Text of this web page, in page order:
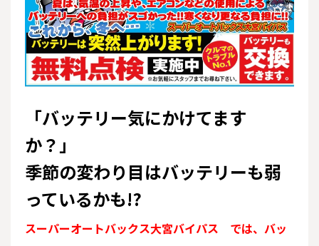
「バッテリー気にかけてます
か？」
季節の変わり目はバッテリーも弱
っているかも!?
スーパーオートバックス大宮バイパス では、バッ